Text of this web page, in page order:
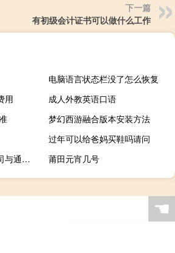
下一篇
有初级会计证书可以做什么工作
电脑语言状态栏没了怎么恢复
用
成人外教英语口语
梦幻西游融合版本安装方法
过年可以给爸妈买鞋吗请问
侨源股份：全资子公司与通威太阳能（成都）有限公司签订大宗高纯度管道氮气制备综合运维服务日常经营合同
莆田元宵几号
☚